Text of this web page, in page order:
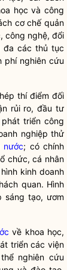
học và công
cơ chế quản
công nghệ, đổi
đa các thủ tục
phí nghiên cứu
thí điểm đối
rủi ro, đầu tư
phát triển công
nghiệp thử
nước; có chính
chức, cá nhân
kinh doanh
quan. Hình
sáng tạo, ươm
về khoa học,
triển các viện
nghiên cứu